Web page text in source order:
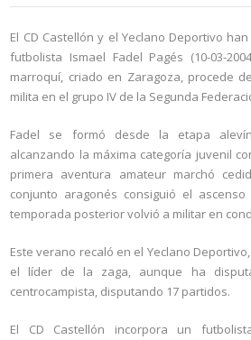
El CD Castellón y el Yeclano Deportivo
futbolista Ismael Fadel Pagés (10-03-
marroquí, criado en Zaragoza, procede
milita en el grupo IV de la Segunda
Fadel se formó desde la etapa
alcanzando la máxima categoría juvenil
primera aventura amateur marchó
conjunto aragonés consiguió el
temporada posterior volvió a militar en
Este verano recaló en el Yeclano
el líder de la zaga, aunque ha
centrocampista, disputando 17 partidos.
El CD Castellón incorpora un